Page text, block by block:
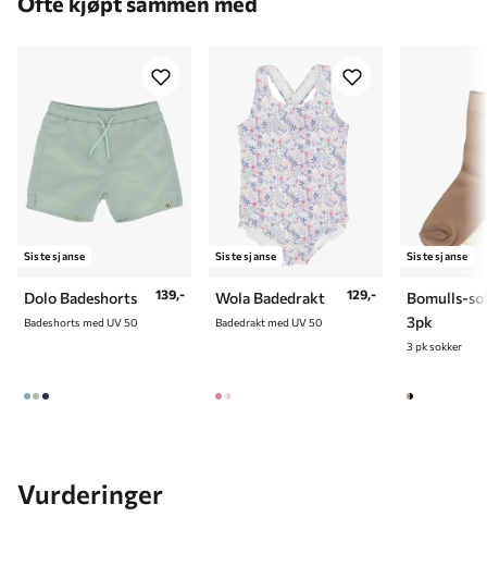
7 år 122 cm
134 cm
10 år 140 cm
Siste sjanse
Dolo Badeshorts
Badeshorts med UV 50
139,-
Siste sjanse
Wola Badedrakt
Badedrakt med UV 50
129,-
Siste sjanse
Bomulls-
3pk
3 pk sokker
Vurderinger